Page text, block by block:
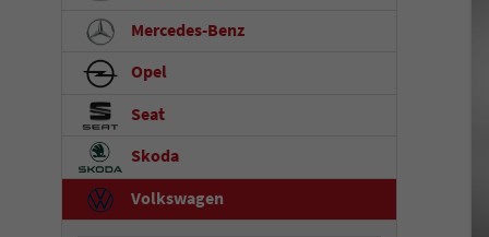
Mercedes-Benz
Opel
Seat
Skoda
Volkswagen